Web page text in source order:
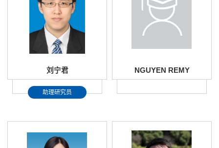
刘宁君
助理研究员
NGUYEN REMY